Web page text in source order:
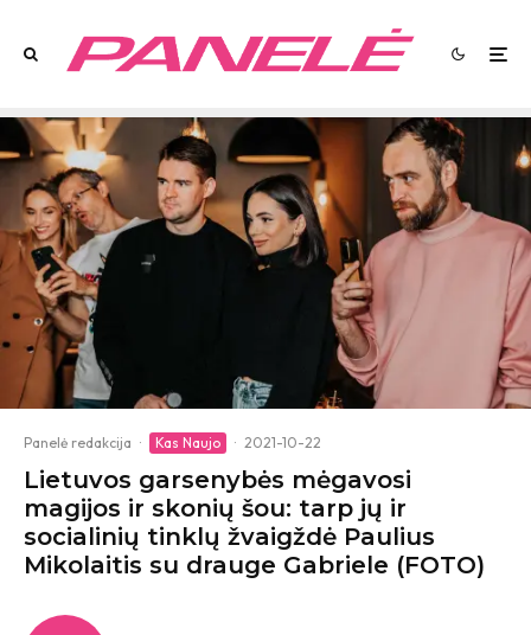
Panelė redakcija · Kas Naujo · 2021-10-22
Lietuvos garsenybės mėgavosi
magijos ir skonių šou: tarp jų ir
socialinių tinklų žvaigždė Paulius
Mikolaitis su drauge Gabriele (FOTO)